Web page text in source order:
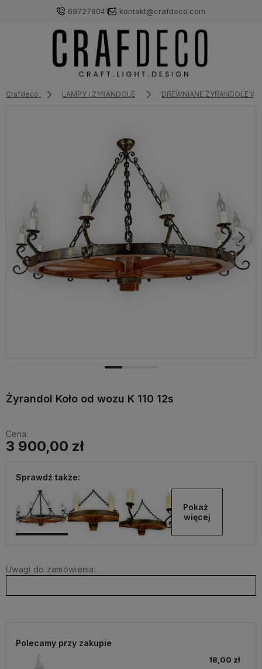
697278041 kontakt@crafdeco.com
Crafdeco LAMPY I ŻYRANDOLE DREWNIANE ŻYRANDOLE
Żyrandol Koło od wozu K 110 12s
Cena:
3 900,00 zł
Sprawdź także:
Pokaż
więcej
Uwagi do zamówienia:
Polecamy przy zakupie
18,00 zł